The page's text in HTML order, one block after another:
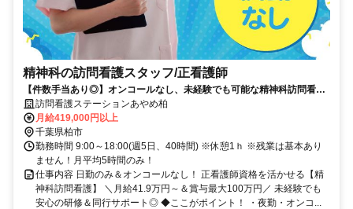
精神科の訪問看護スタッフ/正看護師
【件数手当あり◎】オンコールなし、未経験でも可能な精神科訪問看護
ステーション。正看護師募集
訪問看護ステーションあやめ柏
月給419,000円以上
千葉県柏市
勤務時間 9:00～18:00(週5日、40時間) ※休憩1ｈ ※残業は基本あり
ません！月平均5時間のみ！
仕事内容 日勤のみ＆オンコールなし！ 正看護師資格を活かせる【精
神科訪問看護】 ＼月給41.9万円～＆賞与最大100万円／ 未経験でも
安心の研修＆同行サポート◎ ◆ここがポイント！ ・夜勤・オンコ...